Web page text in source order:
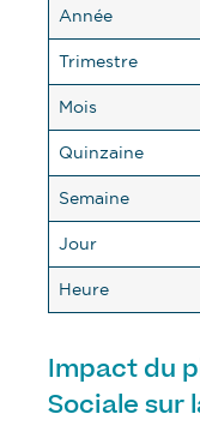
Année
Trimestre
Mois
Quinzaine
Semaine
Jour
Heure
Impact du
Sociale sur